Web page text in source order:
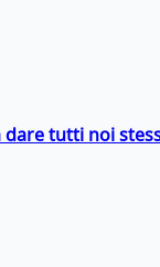
tutti noi